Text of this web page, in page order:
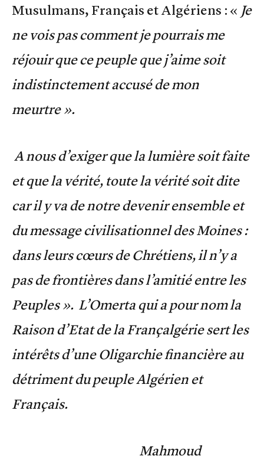
Musulmans, Français et Algériens : « Je
ne vois pas comment je pourrais me
réjouir que ce peuple que j’aime soit
indistinctement accusé de mon
meurtre ».
A nous d’exiger que la lumière soit faite
et que la vérité, toute la vérité soit dite
car il y va de notre devenir ensemble et
du message civilisationnel des Moines :
dans leurs cœurs de Chrétiens, il n’y a
pas de frontières dans l’amitié entre les
Peuples ». L’Omerta qui a pour nom la
Raison d’Etat de la Françalgérie sert les
intérêts d’une Oligarchie financière au
détriment du peuple Algérien et
Français.
Mahmoud